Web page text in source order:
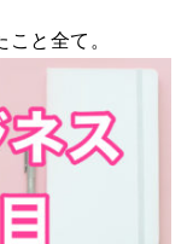
と全て。